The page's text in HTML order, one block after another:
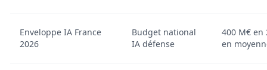
Enveloppe IA France
2026
Budget national
IA défense
400 M€ en
en